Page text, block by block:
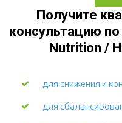
Получите
консультацию
Nutrition /
для снижения и
для